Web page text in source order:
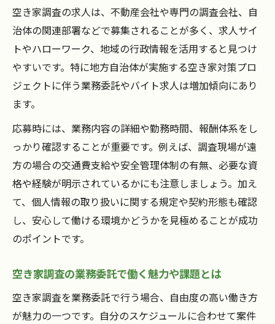
空き家調査の求人は、不動産会社や専門の調査会社、自
治体の関連部署などで募集されることが多く、求人サイ
トやハローワーク、地域の行政情報を活用すると見つけ
やすいです。特に地方自治体が実施する空き家対策プロ
ジェクトに伴う業務委託やバイト求人は増加傾向にあり
ます。
応募時には、業務内容の詳細や勤務時間、報酬体系をし
っかり確認することが重要です。例えば、調査現場が遠
方の場合の交通費支給や安全管理体制の有無、必要な資
格や経験が明示されているかにも注意しましょう。加え
て、個人情報の取り扱いに関する規定や契約形態も確認
し、安心して働ける環境かどうかを見極めることが成功
のポイントです。
空き家調査の業務委託で働く魅力や課題とは
空き家調査を業務委託で行う場合、自由度の高い働き方
が魅力の一つです。自分のスケジュールに合わせて案件